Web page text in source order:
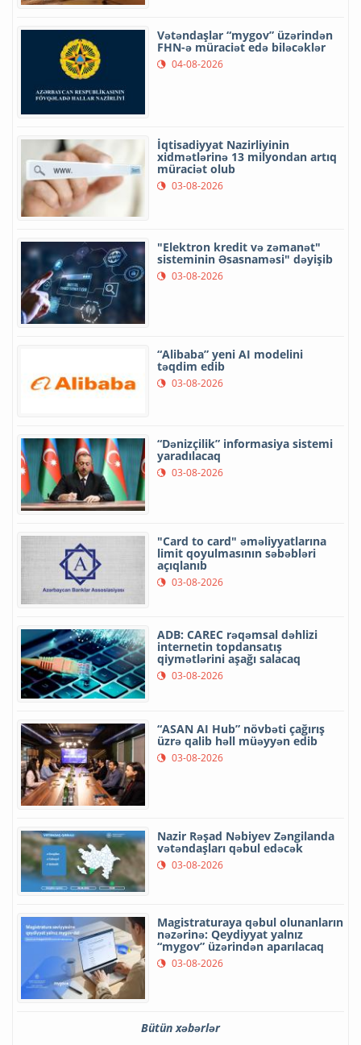
Vətəndaşlar “mygov” üzərindən
FHN-ə müraciət edə biləcəklər
04-08-2026
İqtisadiyyat Nazirliyinin
xidmətlərinə 13 milyondan artıq
müraciət olub
03-08-2026
"Elektron kredit və zəmanət"
sisteminin Əsasnaməsi" dəyişib
03-08-2026
“Alibaba” yeni AI modelini
təqdim edib
03-08-2026
“Dənizçilik” informasiya sistemi
yaradılacaq
03-08-2026
"Card to card" əməliyyatlarına
limit qoyulmasının səbəbləri
açıqlanıb
03-08-2026
ADB: CAREC rəqəmsal dəhlizi
internetin topdansatış
qiymətlərini aşağı salacaq
03-08-2026
“ASAN AI Hub” növbəti çağırış
üzrə qalib həll müəyyən edib
03-08-2026
Nazir Rəşad Nəbiyev Zəngilanda
vətəndaşları qəbul edəcək
03-08-2026
Magistraturaya qəbul olunanların
nəzərinə: Qeydiyyat yalnız
“mygov” üzərindən aparılacaq
03-08-2026
Bütün xəbərlər